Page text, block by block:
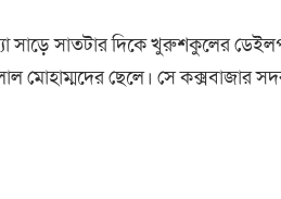
সাড়ে সাতটার দিকে খুরুশকুলের
মোহাম্মদের ছেলে। সে কক্সবাজার